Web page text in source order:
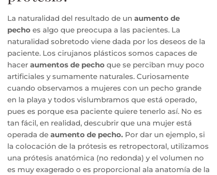
La naturalidad del resultado de un aumento de
pecho es algo que preocupa a las pacientes. La
naturalidad sobretodo viene dada por los deseos de la
paciente. Los cirujanos plásticos somos capaces de
hacer aumentos de pecho que se perciban muy poco
artificiales y sumamente naturales. Curiosamente
cuando observamos a mujeres con un pecho grande
en la playa y todos vislumbramos que está operado,
pues es porque esa paciente quiere tenerlo así. No es
tan fácil, en realidad, descubrir que una mujer está
operada de aumento de pecho. Por dar un ejemplo, si
la colocación de la prótesis es retropectoral, utilizamos
una prótesis anatómica (no redonda) y el volumen no
es muy exagerado o es proporcional ala anatomía de la